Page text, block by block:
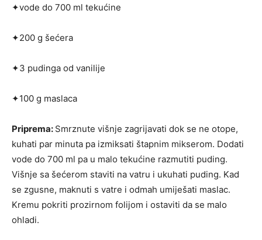
✦vode do 700 ml tekućine
✦200 g šećera
✦3 pudinga od vanilije
✦100 g maslaca
Priprema: Smrznute višnje zagrijavati dok se ne otope,
kuhati par minuta pa izmiksati štapnim mik­serom. Dodati
vode do 700 ml pa u malo tekućine razmutiti puding.
Višnje sa šećerom staviti na vatru i ukuhati puding. Kad
se zgusne, maknuti s vatre i odmah umiješati maslac.
Kremu pokriti prozirnom folijom i ostaviti da se malo
ohladi.